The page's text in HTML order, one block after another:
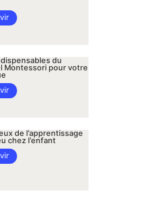
du
Montessori pour votre
de l’apprentissage
chez l’enfant